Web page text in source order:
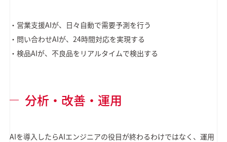
・営業支援AIが、日々自動で需要予測を行う
・問い合わせAIが、24時間対応を実現する
・検品AIが、不良品をリアルタイムで検出する
分析・改善・運用
AIを導入したらAIエンジニアの役目が終わるわけではなく、運用